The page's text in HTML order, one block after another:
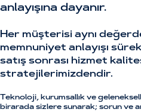
anlayışına dayanır.
Her müşterisi aynı
memnuniyet anlayışı
satış sonrası hizmet
stratejilerimizdendir.
Teknoloji, kurumsallık ve
birarada sizlere sunarak; sorun ve